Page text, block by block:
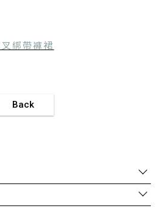
綁帶褲裙
Back